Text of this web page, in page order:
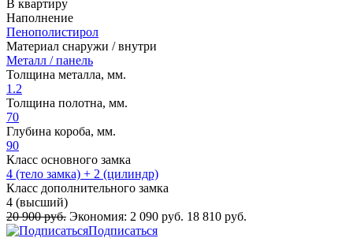
В квартиру
Наполнение
Пенополистирол
Материал снаружи / внутри
Металл / панель
Толщина металла, мм.
1.2
Толщина полотна, мм.
70
Глубина короба, мм.
90
Класс основного замка
4 (тело замка) + 2 (цилиндр)
Класс дополнительного замка
4 (высший)
20 900 руб. Экономия: 2 090 руб. 18 810 руб.
Подписаться